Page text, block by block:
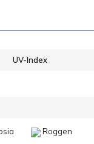
UV-Index
Roggen